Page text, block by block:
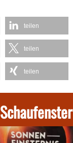
teilen
teilen
teilen
Schaufenster